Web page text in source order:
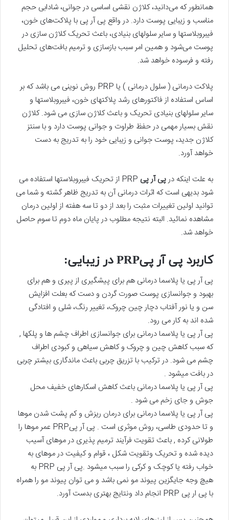
همانطور که می‌دانید، کلاژن نقشی اساسی در جوانی، شادابی حجم
مناسب و زیبایی پوست دارد. در واقع پی آر پی با پلاکت‌های خون،
فیبروبلاستها و سایر سلولهای بنیادی، باعث تحریک کلاژن سازی در
پوست می‌شود و همین امر سبب بازسازی و ترمیم بافت‌های تحلیل
رفته و فرسوده خواهد شد.
پلاکت درمانی ( سلول درمانی ) یا PRP روش نوینی می باشد که بر
اساس استفاده از فاکتورهای رشد پلاکتهای خون، فیبروبلاستها و
سایر سلولهای بنیادی تحریک و باعث کلاژن سازی می شود. کلاژن
نقش بسیار مهمی در حفظ طراوت و جوانی پوست دارد و با سنتز
کلاژن جدید، پوست جوانی و زیبایی خود را به تدریج به دست
خواهد آورد.
به علت اینکه درپی آر پی
PRP از تحریک فیبروبلاستها استفاده می
شود بدیهی است که اثرات درمانی آن به تدریج ظاهر گشته و شما می
توانید اولین تغییرات مثبت را بعد از دو تا سه هفته از اولین درمان
مشاهده نمائید. البته نتیجه مطلوب در پایان ماه دوم تا سوم حاصل
خواهد شد.
کاربرد پی آر پیPRP در زیبایی:
پی آر پی یا پلاسما درمانی هم برای پیشگیری از پیری و هم برای
بهبود و جوانسازی پوست صورت گردن و دست که بعلت افزایش
سن و یا نور آفتاب دچار چین چروک، تغییر رنگ، شلی و افتادگی
شده اند به کار می رود.
پی آر پی یا پلاسما درمانی برای جوانسازی اطراف چشم ها و پلکها ,
که سبب کاهش چین و چروک و کاهش سیاهی و کبودی اطراف
چشم می شود. در ترکیب با تزریق چربی باعث ماندگاری بیشتر چربی
در بافت میشود .
پی آر پی یا پلاسما درمانی باعث کاهش اسکارهای خفیف محل
جوش و جای زخم می شود .
پی آر پی یا پلاسما درمانی برای درمان ریزش و کم پشت شدن موها
و تا حدودی طاسی، روش موثری است . پی آر پیPRP عمر موها را
طولانی کرده , باعث تقویت فرآیند ترمیم پذیری در موهای آسیب
دیده شده و تحریک وتقویت شکل ، قوام و کیفیت در موهای به
خواب رفته یا کوچک و کرکی را سبب میشود .پی آر پی PRP به
هیچ وجه جایگزین پیوند مو نمی باشد و می توان پیوند مو را همراه
با پی ار پی PRP انجام داد ونتایج بهتری بدست آورد.